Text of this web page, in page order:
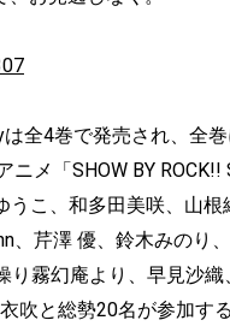
は全4巻で発売され、全
メ「SHOW BY ROCK!!
こ、和多田美咲、山根
、芹澤 優、鈴木みのり
霧幻庵より、早見沙
吹と総勢20名が参加す